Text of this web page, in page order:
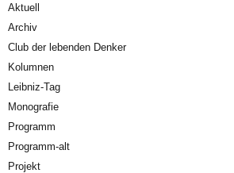
Aktuell
Archiv
Club der lebenden Denker
Kolumnen
Leibniz-Tag
Monografie
Programm
Programm-alt
Projekt